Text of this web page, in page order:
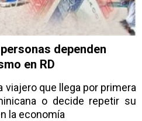
dependen
en RD
viajero que llega por primera
o decide repetir su
la economía